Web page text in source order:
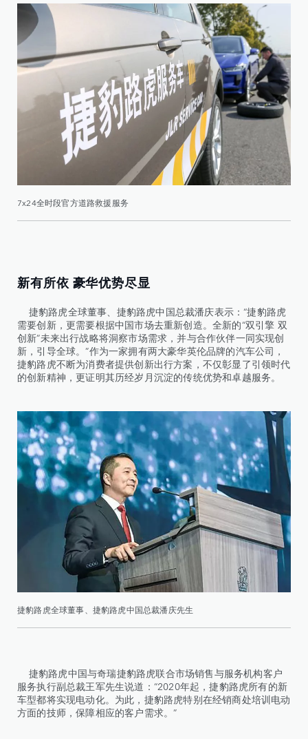
7x24全时段官方道路救援服务
新有所依 豪华优势尽显
捷豹路虎全球董事、捷豹路虎中国总裁潘庆表示：“捷豹路虎
需要创新，更需要根据中国市场去重新创造。全新的“双引擎 双
创新”未来出行战略将洞察市场需求，并与合作伙伴一同实现创
新，引导全球。”作为一家拥有两大豪华英伦品牌的汽车公司，
捷豹路虎不断为消费者提供创新出行方案，不仅彰显了引领时代
的创新精神，更证明其历经岁月沉淀的传统优势和卓越服务。
捷豹路虎全球董事、捷豹路虎中国总裁潘庆先生
捷豹路虎中国与奇瑞捷豹路虎联合市场销售与服务机构客户
服务执行副总裁王军先生说道：“2020年起，捷豹路虎所有的新
车型都将实现电动化。为此，捷豹路虎特别在经销商处培训电动
方面的技师，保障相应的客户需求。”